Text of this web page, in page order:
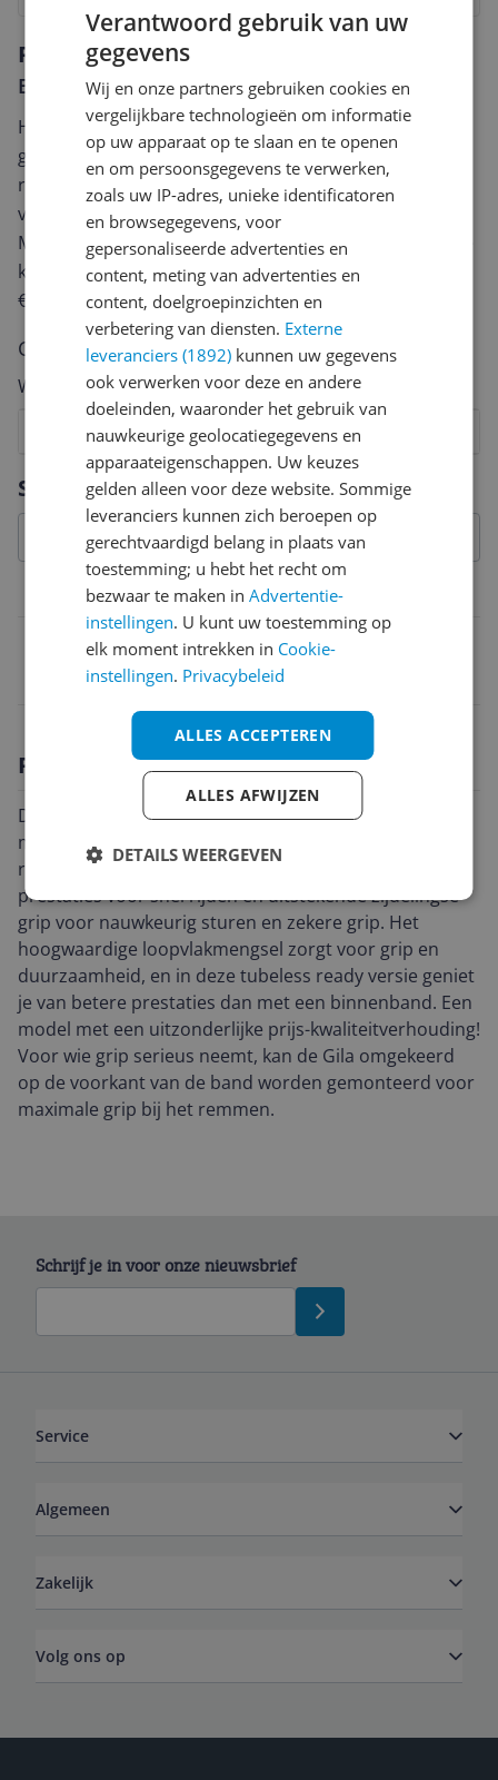
Specificaties
Belangrijkste kenmerken
3248382071035
Productomschrijving
Deze Hutchinson Gila 29x2.25 Tubeless Ready band
met zachte hiel is ontworpen voor XC Marathon / Trail
routes op gemengd terrein. Het ontwerp biedt hoge
prestaties voor snel rijden en uitstekende zijdelingse
grip voor nauwkeurig sturen en zekere grip. Het
hoogwaardige loopvlakmengsel zorgt voor grip en
duurzaamheid, en in deze tubeless ready versie geniet
je van betere prestaties dan met een binnenband. Een
model met een uitzonderlijke prijs-kwaliteitverhouding!
Voor wie grip serieus neemt, kan de Gila omgekeerd
op de voorkant van de band worden gemonteerd voor
maximale grip bij het remmen.
Reviews
Er zijn nog geen reviews geschreven
Heb jij dit product in bezit en wil je graag je mening
geven? Start dan hieronder met het schrijven van je
review. Afhankelijk van de details duurt het schrijven
van een review gemiddeld tussen de 3 en 10 minuten.
Met jouw mening help je andere bezoekers een betere
keuze te maken én maak je iedere maand kans op
€250,-!
Klik hier voor de actievoorwaarden.
Cijfer
Welk cijfer geef jij dit product?
8
7
6
5
4
3
2
Vraag 1 van 4
Schrijf je in voor onze nieuwsbrief
Service
Algemeen
Zakelijk
Volg ons op
Verantwoord gebruik van uw
gegevens
Wij en onze partners gebruiken cookies en
vergelijkbare technologieën om informatie
op uw apparaat op te slaan en te openen
en om persoonsgegevens te verwerken,
zoals uw IP-adres, unieke identificatoren
en browsegegevens, voor
gepersonaliseerde advertenties en
content, meting van advertenties en
content, doelgroepinzichten en
verbetering van diensten. Externe
leveranciers (1892) kunnen uw gegevens
ook verwerken voor deze en andere
doeleinden, waaronder het gebruik van
nauwkeurige geolocatiegegevens en
apparaateigenschappen. Uw keuzes
gelden alleen voor deze website. Sommige
leveranciers kunnen zich beroepen op
gerechtvaardigd belang in plaats van
toestemming; u hebt het recht om
bezwaar te maken inAdvertentie-
instellingen. U kunt uw toestemming op
elk moment intrekken in Cookie-
instellingen. Privacybeleid
ALLES ACCEPTEREN
ALLES AFWIJZEN
DETAILS WEERGEVEN